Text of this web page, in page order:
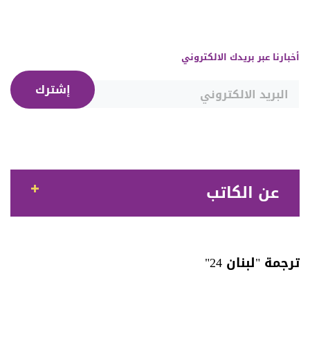
أخبارنا عبر بريدك الالكتروني
إشترك
عن الكاتب
ترجمة "لبنان 24"